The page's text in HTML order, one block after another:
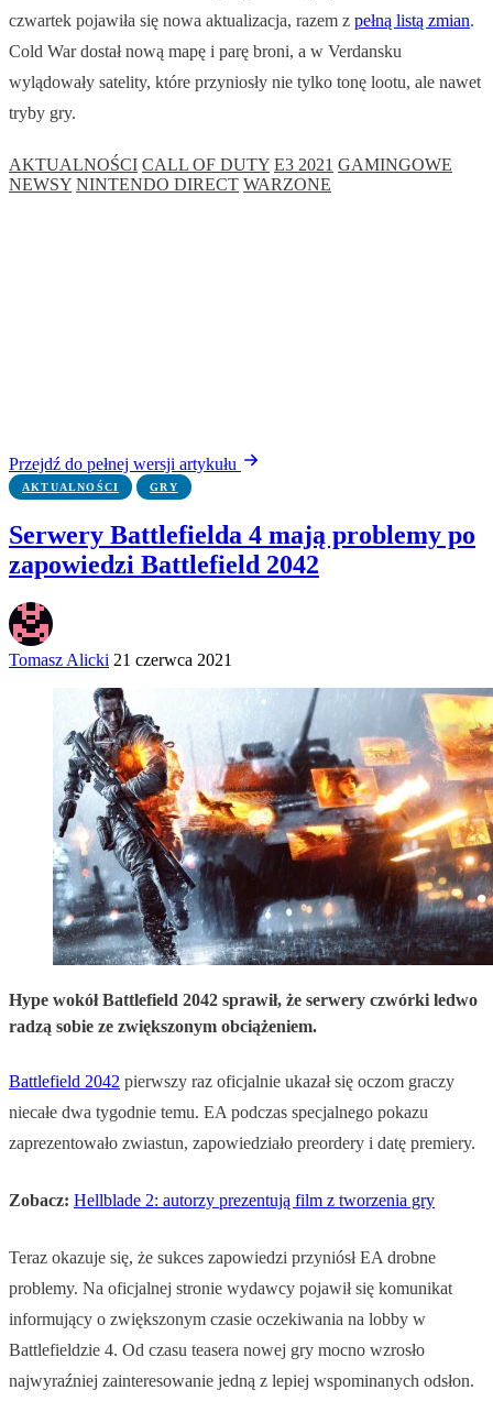
czwartek pojawiła się nowa aktualizacja, razem z pełną listą zmian.
Cold War dostał nową mapę i parę broni, a w Verdansku
wylądowały satelity, które przyniosły nie tylko tonę lootu, ale nawet
tryby gry.
AKTUALNOŚCI CALL OF DUTY E3 2021 GAMINGOWE
NEWSY NINTENDO DIRECT WARZONE
Przejdź do pełnej wersji artykułu
AKTUALNOŚCI GRY
Serwery Battlefielda 4 mają problemy po
zapowiedzi Battlefield 2042
Tomasz Alicki 21 czerwca 2021
Hype wokół Battlefield 2042 sprawił, że serwery czwórki ledwo
radzą sobie ze zwiększonym obciążeniem.
Battlefield 2042 pierwszy raz oficjalnie ukazał się oczom graczy
niecałe dwa tygodnie temu. EA podczas specjalnego pokazu
zaprezentowało zwiastun, zapowiedziało preordery i datę premiery.
Zobacz: Hellblade 2: autorzy prezentują film z tworzenia gry
Teraz okazuje się, że sukces zapowiedzi przyniósł EA drobne
problemy. Na oficjalnej stronie wydawcy pojawił się komunikat
informujący o zwiększonym czasie oczekiwania na lobby w
Battlefieldzie 4. Od czasu teasera nowej gry mocno wzrosło
najwyraźniej zainteresowanie jedną z lepiej wspominanych odsłon.